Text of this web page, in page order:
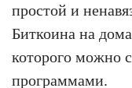
простой и
Биткоина на
которого можно
программами.